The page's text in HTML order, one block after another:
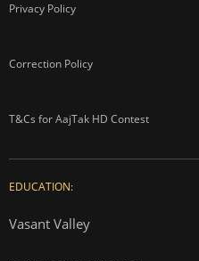
Privacy Policy
Correction Policy
T&Cs for AajTak HD Contest
EDUCATION:
Vasant Valley